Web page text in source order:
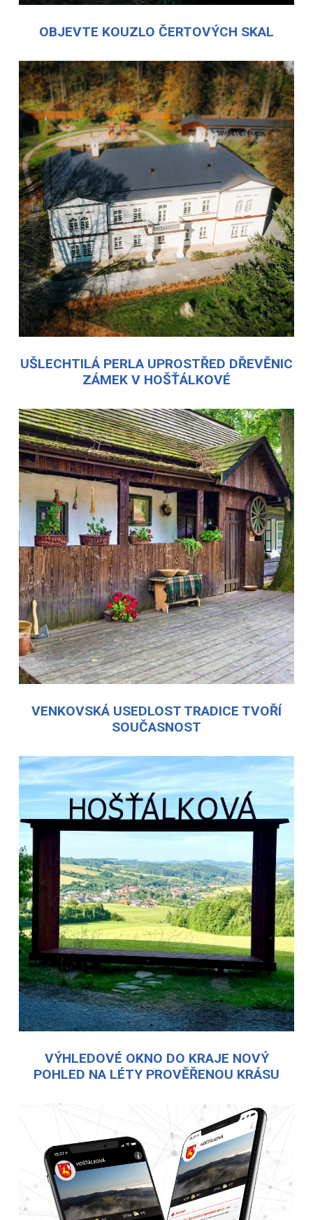
OBJEVTE KOUZLO ČERTOVÝCH SKAL
UŠLECHTILÁ PERLA UPROSTŘED DŘEVĚNIC
ZÁMEK V HOŠŤÁLKOVÉ
VENKOVSKÁ USEDLOST TRADICE TVOŘÍ
SOUČASNOST
VÝHLEDOVÉ OKNO DO KRAJE NOVÝ
POHLED NA LÉTY PROVĚŘENOU KRÁSU